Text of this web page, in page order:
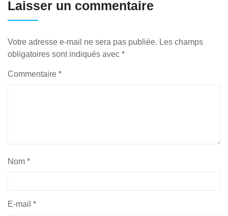
Laisser un commentaire
Votre adresse e-mail ne sera pas publiée. Les champs
obligatoires sont indiqués avec *
Commentaire *
Nom *
E-mail *